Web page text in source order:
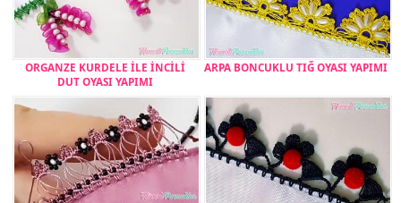
ORGANZE KURDELE İLE İNCİLİ
DUT OYASI YAPIMI
ARPA BONCUKLU TIĞ OYASI YAPIMI